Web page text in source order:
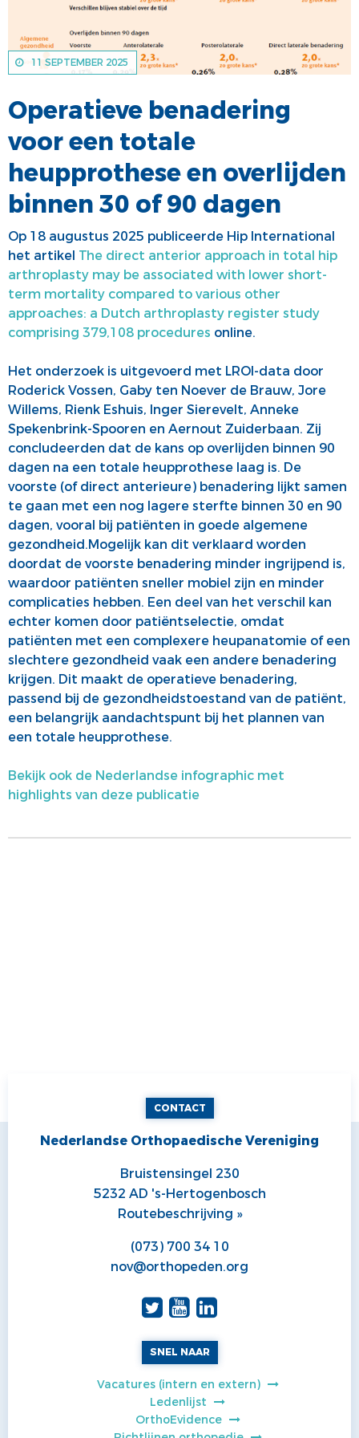
PRIJZEN EN LEZINGEN
PERSCONTACT
MEDISCHE INDUSTRIE
GEDRAGSREGELS
11 SEPTEMBER 2025
Operatieve benadering
voor een totale
heupprothese en overlijden
binnen 30 of 90 dagen
Op 18 augustus 2025 publiceerde Hip International
het artikel The direct anterior approach in total hip
arthroplasty may be associated with lower short-
term mortality compared to various other
approaches: a Dutch arthroplasty register study
comprising 379,108 procedures online.
Het onderzoek is uitgevoerd met LROI-data door
Roderick Vossen, Gaby ten Noever de Brauw, Jore
Willems, Rienk Eshuis, Inger Sierevelt, Anneke
Spekenbrink-Spooren en Aernout Zuiderbaan. Zij
concludeerden dat de kans op overlijden binnen 90
dagen na een totale heupprothese laag is. De
voorste (of direct anterieure) benadering lijkt samen
te gaan met een nog lagere sterfte binnen 30 en 90
dagen, vooral bij patiënten in goede algemene
gezondheid.Mogelijk kan dit verklaard worden
doordat de voorste benadering minder ingrijpend is,
waardoor patiënten sneller mobiel zijn en minder
complicaties hebben. Een deel van het verschil kan
echter komen door patiëntselectie, omdat
patiënten met een complexere heupanatomie of een
slechtere gezondheid vaak een andere benadering
krijgen. Dit maakt de operatieve benadering,
passend bij de gezondheidstoestand van de patiënt,
een belangrijk aandachtspunt bij het plannen van
een totale heupprothese.
Bekijk ook de Nederlandse infographic met
highlights van deze publicatie
CONTACT
Nederlandse Orthopaedische Vereniging
Bruistensingel 230
5232 AD 's-Hertogenbosch
Routebeschrijving »
(073) 700 34 10
nov@orthopeden.org
SNEL NAAR
Vacatures (intern en extern)
Ledenlijst
OrthoEvidence